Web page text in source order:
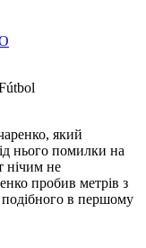
який
нього помилки на
нічим не
пробив метрів з
подібного в першому